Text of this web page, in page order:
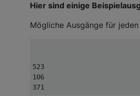
Hier sind einige
Mögliche Ausgänge für jeden
523
106
371